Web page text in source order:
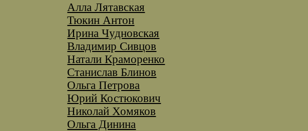
Алла Лятавская
Тюкин Антон
Ирина Чудновская
Владимир Сивцов
Натали Краморенко
Станислав Блинов
Ольга Петрова
Юрий Костюкович
Николай Хомяков
Ольга Динина